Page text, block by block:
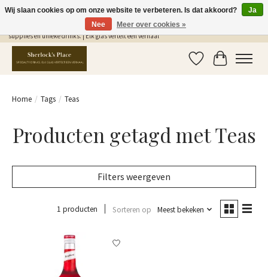
Gratis Verzending in NL vanaf €75,- | Sherlocks Place: dé plek voor MONIN siropen, bar
supplies en unieke drinks. | Elk glas vertelt een verhaal
Verlanglijst
Home / Tags / Teas
Producten getagd met Teas
Filters weergeven
1 producten Sorteren op Meest bekeken
Wij slaan cookies op om onze website te verbeteren. Is dat akkoord?
Ja
Nee
Meer over cookies »